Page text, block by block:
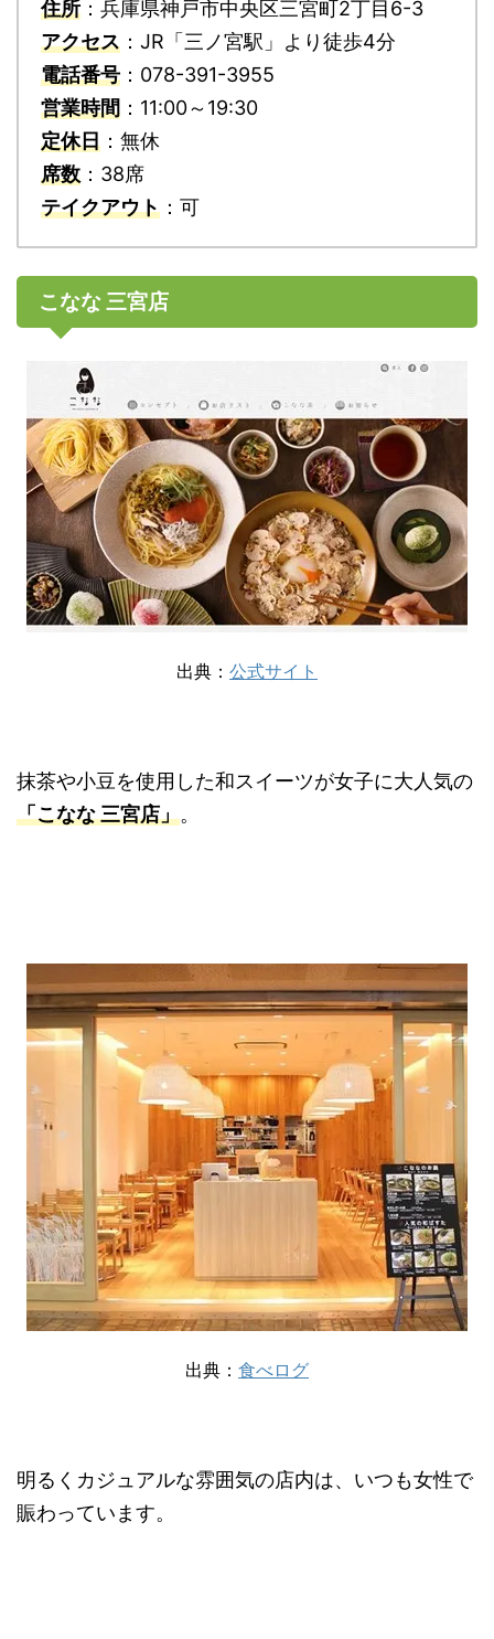
住所 ：兵庫県神戸市中央区三宮町2丁目6-3
アクセス ：JR「三ノ宮駅」より徒歩4分
電話番号 ：078-391-3955
営業時間 ：11:00～19:30
定休日 ：無休
席数 ：38席
テイクアウト ：可
こなな 三宮店
出典： 公式サイト
抹茶や小豆を使用した和スイーツが女子に大人気の
「こなな 三宮店」。
出典： 食べログ
明るくカジュアルな雰囲気の店内は、いつも女性で
賑わっています。